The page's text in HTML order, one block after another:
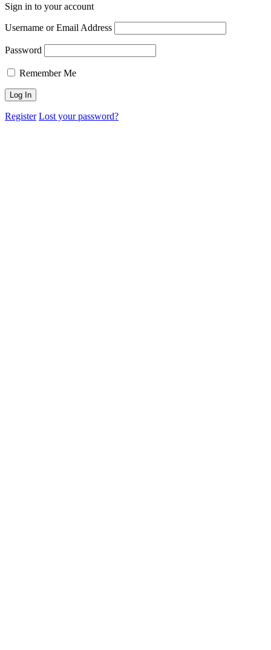
Sign in to your account
Username or Email Address
Password
Remember Me
Register Lost your password?